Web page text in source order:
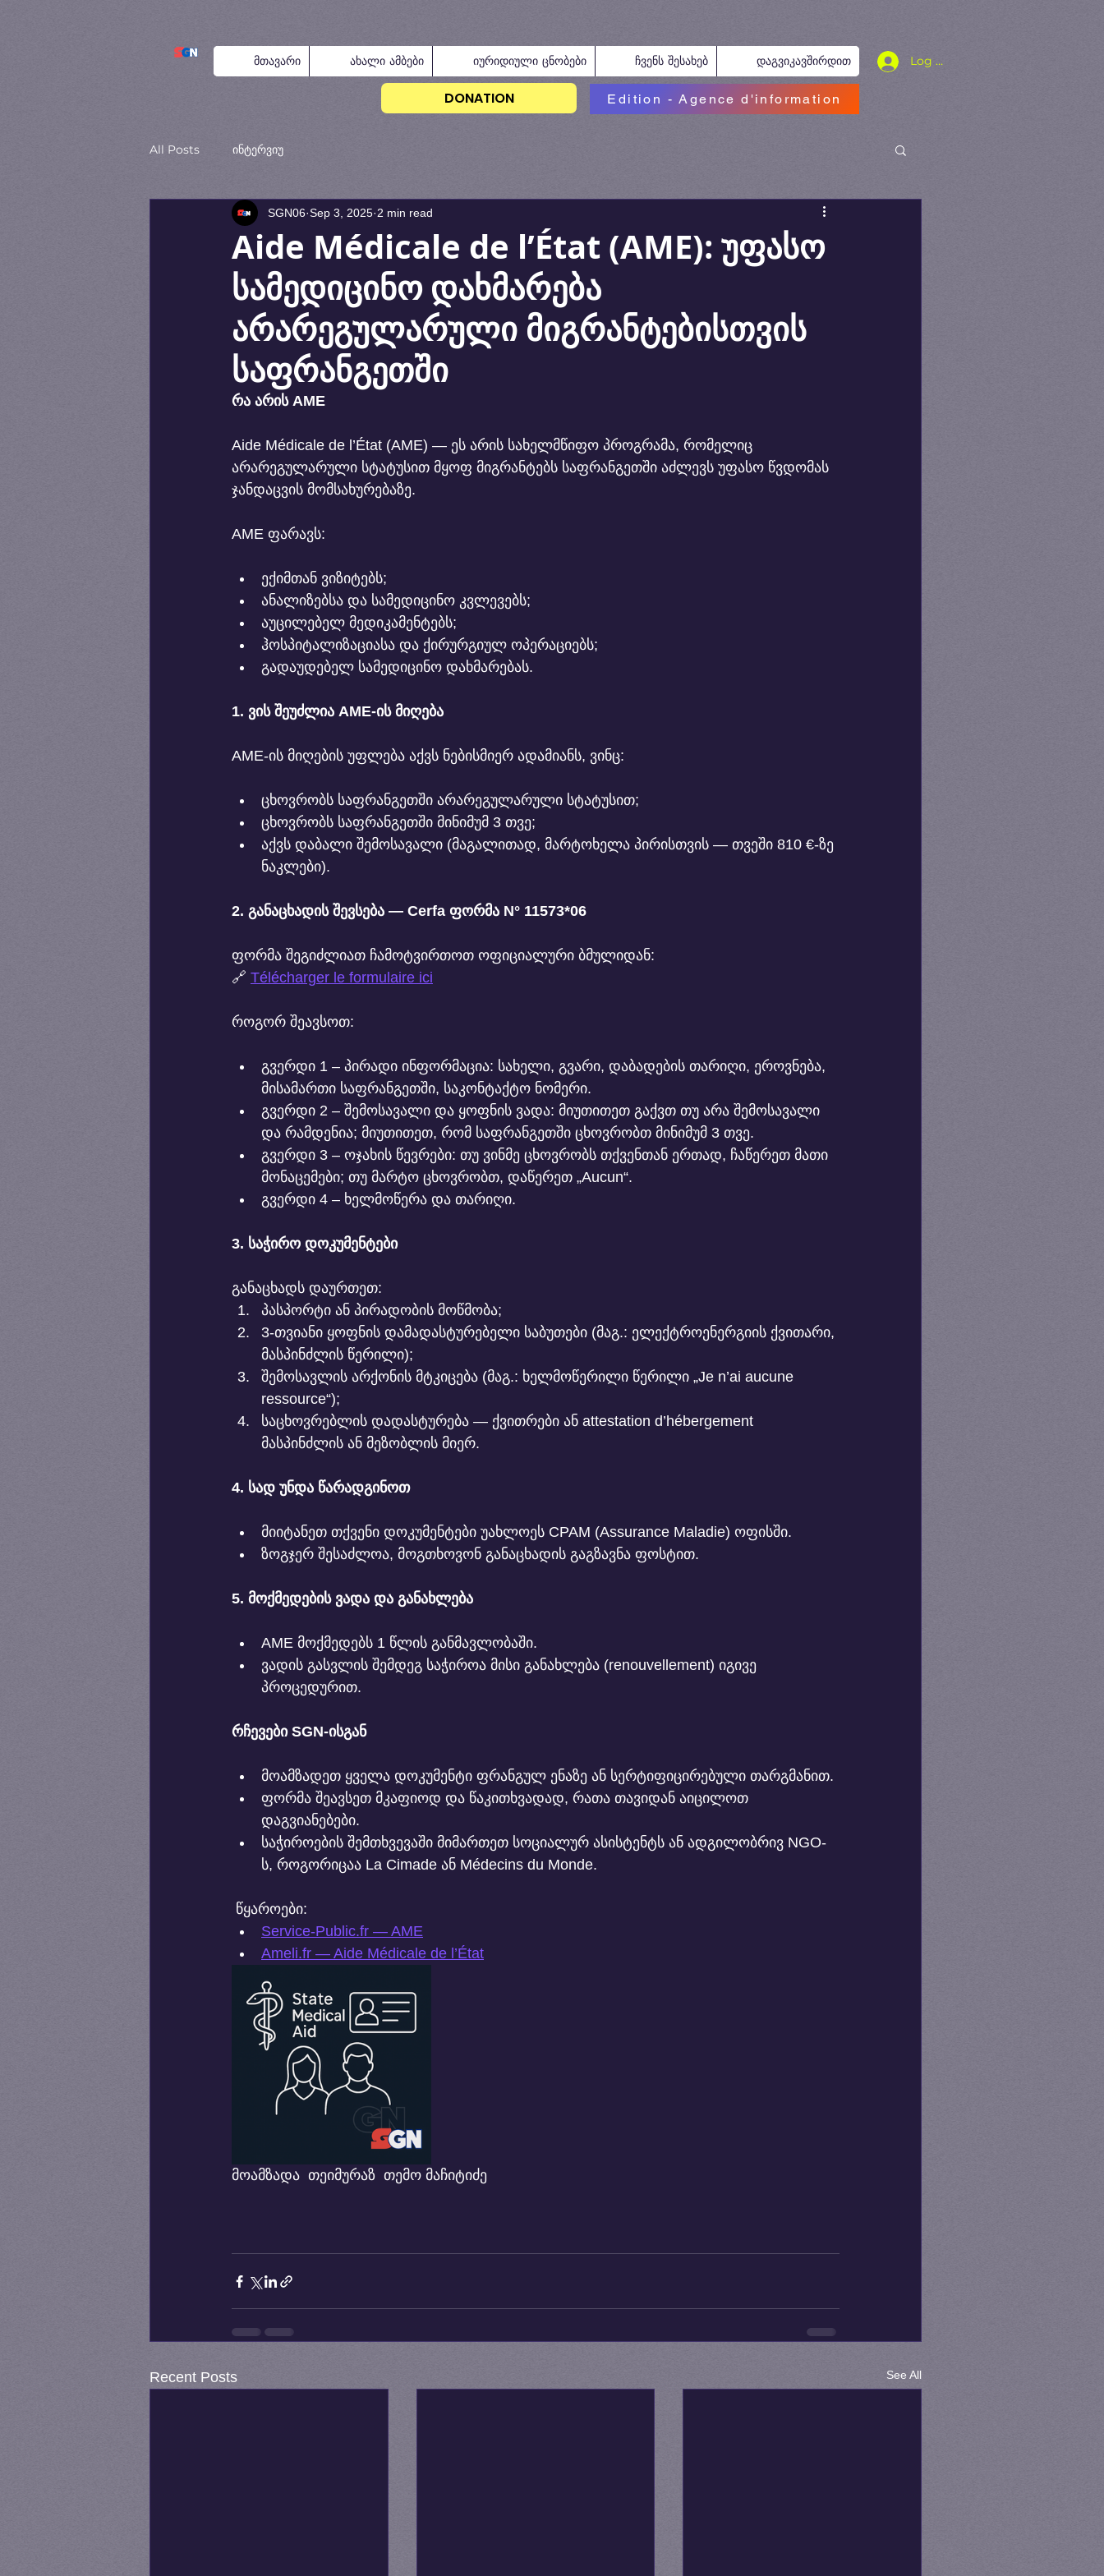
მთავარი ახალი ამბები იურიდიული ცნობები ჩვენს შესახებ დაგვიკავშირდით Log In
DONATION Edition - Agence d'information
All Posts ინტერვიუ
Aide Médicale de l’État (AME): უფასო
სამედიცინო დახმარება
არარეგულარული მიგრანტებისთვის
საფრანგეთში
SGN06 Sep 3, 2025 2 min read
რა არის AME
Aide Médicale de l’État (AME) — ეს არის სახელმწიფო პროგრამა, რომელიც
არარეგულარული სტატუსით მყოფ მიგრანტებს საფრანგეთში აძლევს უფასო წვდომას
ჯანდაცვის მომსახურებაზე.
AME ფარავს:
ექიმთან ვიზიტებს;
ანალიზებსა და სამედიცინო კვლევებს;
აუცილებელ მედიკამენტებს;
ჰოსპიტალიზაციასა და ქირურგიულ ოპერაციებს;
გადაუდებელ სამედიცინო დახმარებას.
1. ვის შეუძლია AME-ის მიღება
AME-ის მიღების უფლება აქვს ნებისმიერ ადამიანს, ვინც:
ცხოვრობს საფრანგეთში არარეგულარული სტატუსით;
ცხოვრობს საფრანგეთში მინიმუმ 3 თვე;
აქვს დაბალი შემოსავალი (მაგალითად, მარტოხელა პირისთვის — თვეში 810 €-ზე
ნაკლები).
2. განაცხადის შევსება — Cerfa ფორმა N° 11573*06
ფორმა შეგიძლიათ ჩამოტვირთოთ ოფიციალური ბმულიდან:
🔗 Télécharger le formulaire ici
როგორ შეავსოთ:
გვერდი 1 – პირადი ინფორმაცია: სახელი, გვარი, დაბადების თარიღი, ეროვნება,
მისამართი საფრანგეთში, საკონტაქტო ნომერი.
გვერდი 2 – შემოსავალი და ყოფნის ვადა: მიუთითეთ გაქვთ თუ არა შემოსავალი
და რამდენია; მიუთითეთ, რომ საფრანგეთში ცხოვრობთ მინიმუმ 3 თვე.
გვერდი 3 – ოჯახის წევრები: თუ ვინმე ცხოვრობს თქვენთან ერთად, ჩაწერეთ მათი
მონაცემები; თუ მარტო ცხოვრობთ, დაწერეთ „Aucun“.
გვერდი 4 – ხელმოწერა და თარიღი.
3. საჭირო დოკუმენტები
განაცხადს დაურთეთ:
პასპორტი ან პირადობის მოწმობა;
3-თვიანი ყოფნის დამადასტურებელი საბუთები (მაგ.: ელექტროენერგიის ქვითარი,
მასპინძლის წერილი);
შემოსავლის არქონის მტკიცება (მაგ.: ხელმოწერილი წერილი „Je n’ai aucune
ressource“);
საცხოვრებლის დადასტურება — ქვითრები ან attestation d’hébergement
მასპინძლის ან მეზობლის მიერ.
4. სად უნდა წარადგინოთ
მიიტანეთ თქვენი დოკუმენტები უახლოეს CPAM (Assurance Maladie) ოფისში.
ზოგჯერ შესაძლოა, მოგთხოვონ განაცხადის გაგზავნა ფოსტით.
5. მოქმედების ვადა და განახლება
AME მოქმედებს 1 წლის განმავლობაში.
ვადის გასვლის შემდეგ საჭიროა მისი განახლება (renouvellement) იგივე
პროცედურით.
რჩევები SGN-ისგან
მოამზადეთ ყველა დოკუმენტი ფრანგულ ენაზე ან სერტიფიცირებული თარგმანით.
ფორმა შეავსეთ მკაფიოდ და წაკითხვადად, რათა თავიდან აიცილოთ
დაგვიანებები.
საჭიროების შემთხვევაში მიმართეთ სოციალურ ასისტენტს ან ადგილობრივ NGO-
ს, როგორიცაა La Cimade ან Médecins du Monde.
წყაროები:
Service-Public.fr — AME
Ameli.fr — Aide Médicale de l’État
მოამზადა  თეიმურაზ  თემო მაჩიტიძე
Recent Posts See All